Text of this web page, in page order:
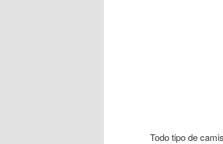
Todo tipo de